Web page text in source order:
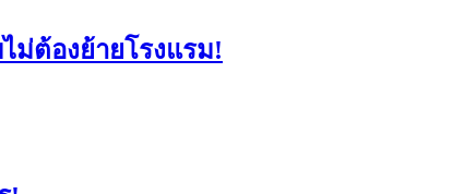
ม่ต้องย้ายโรงแรม!